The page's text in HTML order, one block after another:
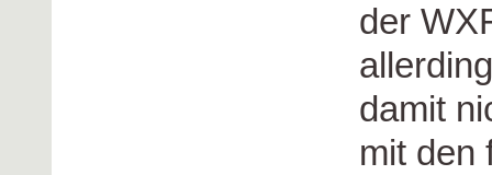
der
damit
mit den